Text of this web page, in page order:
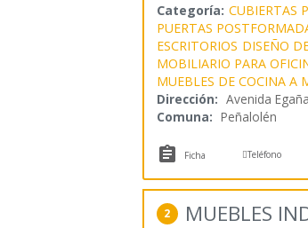
Categoría: CUBIERTAS
PUERTAS
ESCRITORIOS DISEÑO
MOBILIARIO PARA
MUEBLES DE COCINA A
Dirección: Avenida
Comuna: Peñalolén
 Ficha Teléfono
2 MUEBLES